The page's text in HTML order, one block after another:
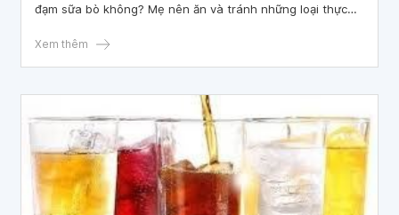
đạm sữa bò không? Mẹ nên ăn và tránh những loại thực
Xem thêm